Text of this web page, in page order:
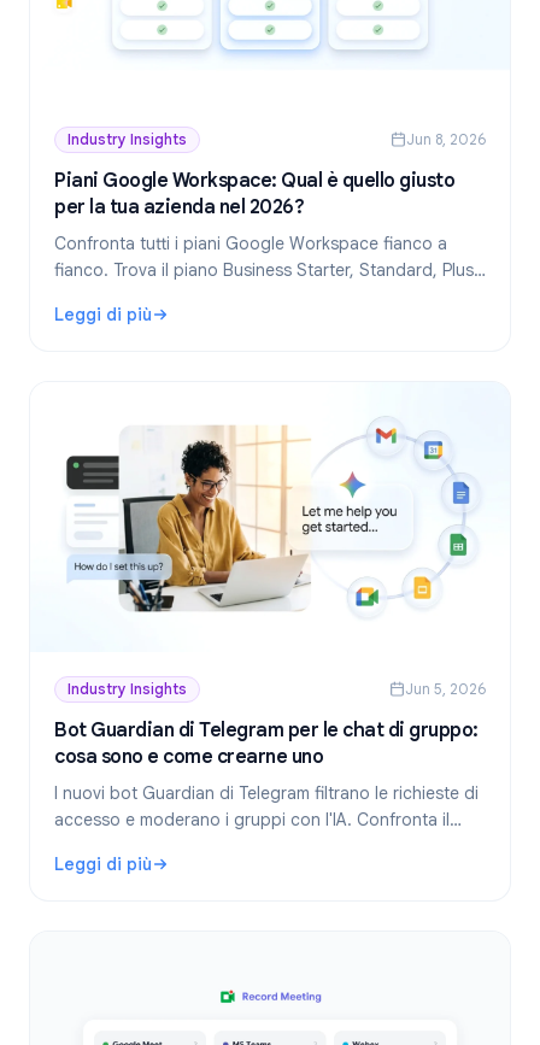
Industry Insights Jun 8, 2026
Piani Google Workspace: Qual è quello giusto
per la tua azienda nel 2026?
Confronta tutti i piani Google Workspace fianco a
fianco. Trova il piano Business Starter, Standard, Plus
team, al budget e alle esigenze funzionali.
Leggi di più
: Piani Google Workspace: Qual è quello giusto per la tua
Industry Insights Jun 5, 2026
Bot Guardian di Telegram per le chat di gruppo:
cosa sono e come crearne uno
I nuovi bot Guardian di Telegram filtrano le richieste di
accesso e moderano i gruppi con l'IA. Confronta il
e scegli la configurazione giusta.
Leggi di più
: Bot Guardian di Telegram per le chat di gruppo: cosa